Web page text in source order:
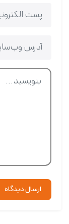
ارسال دیدگاه